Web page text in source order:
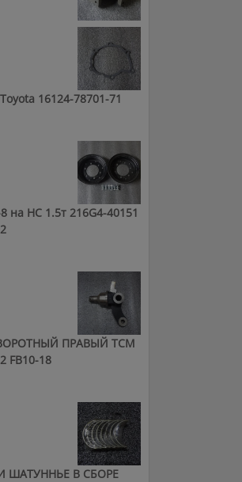
16124-78701-71
на HC 1.5т 216G4-40151
ПРАВЫЙ ТСМ
FB10-18
ШАТУННЬЕ В СБОРЕ